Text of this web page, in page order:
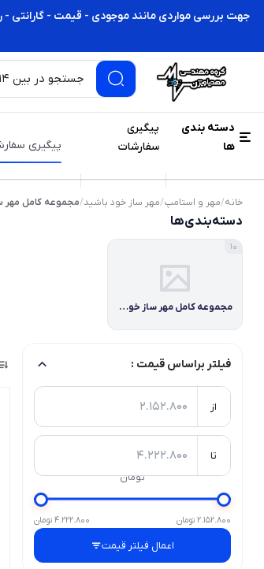
جهت بررسی مواردی مانند موجودی - قیمت - گارانتی -
دسته بندی
ها
پیگیری
سفارشات
پیگیری
خانه/مهر و استامپ/مهر ساز خود باشید/مجموعه کامل مهر
دسته‌بندی‌ها
10
مجموعه کامل مهر ساز خود باشید برند شاینی
فیلتر براساس قیمت :
از
تا
تومان
2.152.800 تومان 4.222.800 تومان
اعمال فیلتر قیمت